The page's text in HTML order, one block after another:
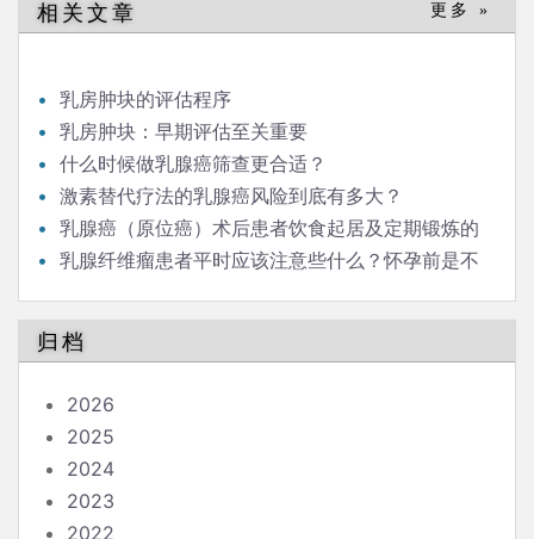
相关文章 更多 »
乳房肿块的评估程序
乳房肿块：早期评估至关重要
什么时候做乳腺癌筛查更合适？
激素替代疗法的乳腺癌风险到底有多大？
乳腺癌（原位癌）术后患者饮食起居及定期锻炼的
强度、范围有什么需要注意的吗？
乳腺纤维瘤患者平时应该注意些什么？怀孕前是不
归档
2026
2025
2024
2023
2022